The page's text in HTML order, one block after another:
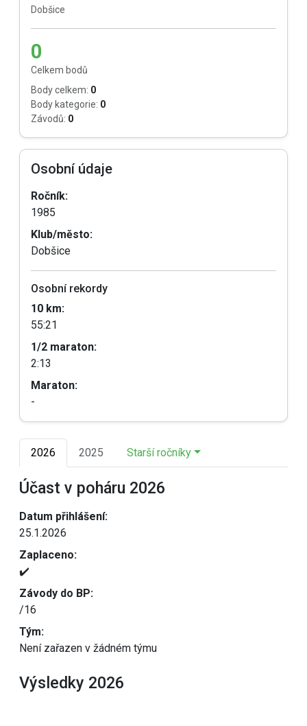
Dobšice
0
Celkem bodů
Body celkem: 0
Body kategorie: 0
Závodů: 0
Osobní údaje
Ročník:
1985
Klub/město:
Dobšice
Osobní rekordy
10 km:
55:21
1/2 maraton:
2:13
Maraton:
-
2026 2025 Starší ročníky
Účast v poháru 2026
Datum přihlášení:
25.1.2026
Zaplaceno:
✔️
Závody do BP:
/16
Tým:
Není zařazen v žádném týmu
Výsledky 2026